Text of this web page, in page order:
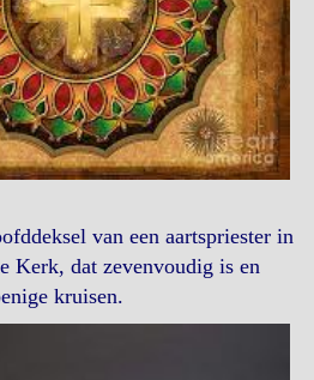
van een aartspriester in
Kerk, dat zevenvoudig is en
kruisen.